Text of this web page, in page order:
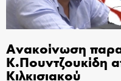
Ανακοίνωση
Κ.Πουντζουκίδη
Κιλκισιακού